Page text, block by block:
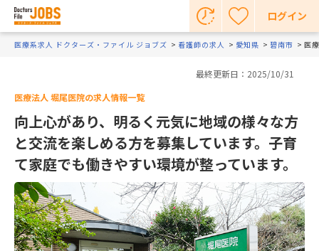
ログイン
医療系求人 ドクターズ・ファイル ジョブズ 看護師の求人 愛知県 碧南市 医
最終更新日：2025/10/31
医療法人 堀尾医院の求人情報一覧
向上心があり、明るく元気に地域の様々な方
と交流を楽しめる方を募集しています。子育
て家庭でも働きやすい環境が整っています。